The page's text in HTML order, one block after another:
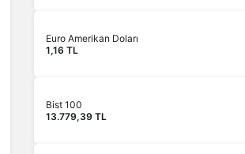
Euro Amerikan Doları
1,16 TL
Bist 100
13.779,39 TL